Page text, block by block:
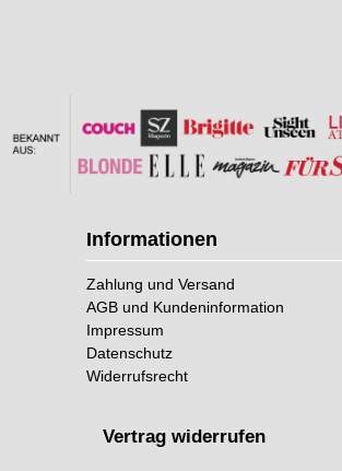
Informationen
Zahlung und Versand
AGB und Kundeninformation
Impressum
Datenschutz
Widerrufsrecht
Vertrag widerrufen